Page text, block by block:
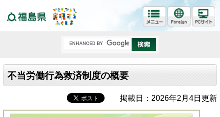
不当労働行為救済制度の概要
掲載日：2026年2月4日更新